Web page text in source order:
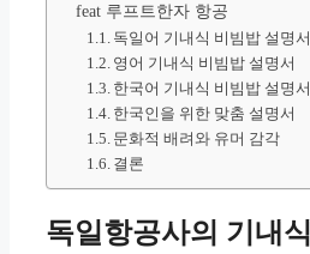
feat 루프트한자 항공
독일어 기내식 비빔밥 설명서
영어 기내식 비빔밥 설명서
한국어 기내식 비빔밥 설명서
한국인을 위한 맞춤 설명서
문화적 배려와 유머 감각
결론
독일항공사의 기내식